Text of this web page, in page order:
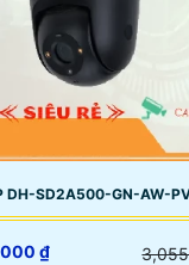
DH-SD2A500-GN-AW-
₫